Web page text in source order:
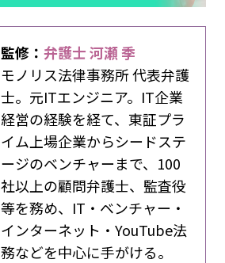
監修：弁護士 河瀬 季
モノリス法律事務所 代表弁護
士。元ITエンジニア。IT企業
経営の経験を経て、東証プラ
イム上場企業からシードステ
ージのベンチャーまで、100
社以上の顧問弁護士、監査役
等を務め、IT・ベンチャー・
インターネット・YouTube法
務などを中心に手がける。